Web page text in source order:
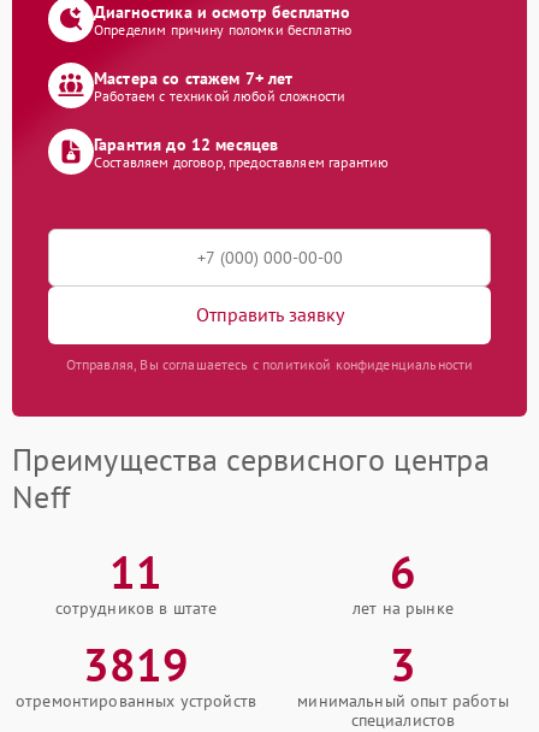
Диагностика и осмотр бесплатно
Определим причину поломки бесплатно
Мастера со стажем 7+ лет
Работаем с техникой любой сложности
Гарантия до 12 месяцев
Составляем договор, предоставляем гарантию
Отправить заявку
Отправляя, Вы соглашаетесь с политикой конфиденциальности
Преимущества сервисного центра
Neff
11
сотрудников в штате
6
лет на рынке
3819
отремонтированных устройств
3
минимальный опыт работы
специалистов